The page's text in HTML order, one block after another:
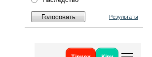
Результаты